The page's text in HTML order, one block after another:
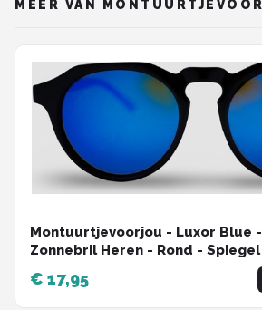
MEER VAN
Montuurtjevoorjou - Luxor Blue
Zonnebril Heren - Rond -
€ 17,95